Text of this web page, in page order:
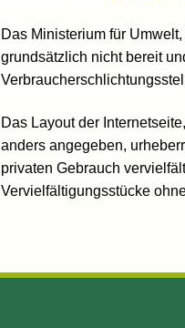
Das Ministerium für
grundsätzlich nicht bereit
Das Layout der
anders angegeben,
privaten Gebrauch
Vervielfältigungsstücke